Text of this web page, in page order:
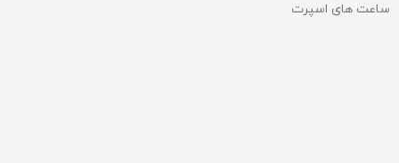
ساعت های اسپرت